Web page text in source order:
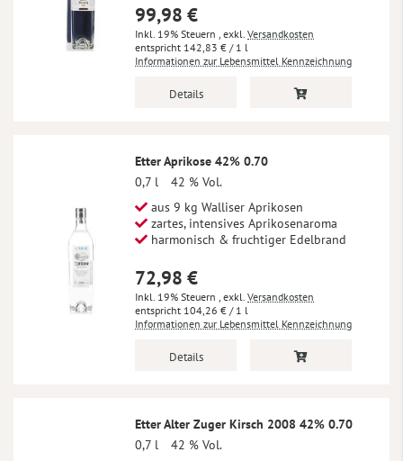
99,98 €
Inkl. 19% Steuern , exkl. Versandkosten
142,83 € / 1 l
Informationen zur Lebensmittel Kennzeichnung
Details
Etter Aprikose 42% 0.70
0,7 l
42 % Vol.
aus 9 kg Walliser Aprikosen
zartes, intensives Aprikosenaroma
harmonisch & fruchtiger Edelbrand
72,98 €
Inkl. 19% Steuern , exkl. Versandkosten
104,26 € / 1 l
Informationen zur Lebensmittel Kennzeichnung
Details
Etter Alter Zuger Kirsch 2008 42% 0.70
0,7 l
42 % Vol.